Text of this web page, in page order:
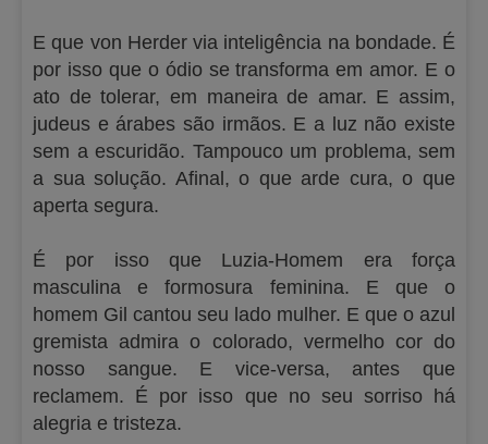
E que von Herder via inteligência na bondade. É
por isso que o ódio se transforma em amor. E o
ato de tolerar, em maneira de amar. E assim,
judeus e árabes são irmãos. E a luz não existe
sem a escuridão. Tampouco um problema, sem
a sua solução. Afinal, o que arde cura, o que
aperta segura.
É por isso que Luzia-Homem era força
masculina e formosura feminina. E que o
homem Gil cantou seu lado mulher. E que o azul
gremista admira o colorado, vermelho cor do
nosso sangue. E vice-versa, antes que
reclamem. É por isso que no seu sorriso há
alegria e tristeza.